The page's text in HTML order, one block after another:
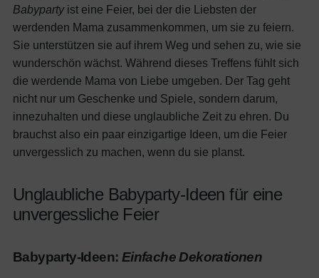
Babypartyist eine Feier, bei der die Liebsten der
werdenden Mama zusammenkommen, um sie zu feiern.
Sie unterstützen sie auf ihrem Weg und sehen zu, wie sie
wunderschön wächst. Während dieses Treffens fühlt sich
die werdende Mama von Liebe umgeben. Der Tag geht
nicht nur um Geschenke und Spiele, sondern darum,
innezuhalten und diese unglaubliche Zeit zu ehren. Du
brauchst also ein paar einzigartige Ideen, um die Feier
unvergesslich zu machen, wenn du sie planst.
Unglaubliche Babyparty-Ideen für eine
unvergessliche Feier
Babyparty-Ideen: Einfache Dekorationen